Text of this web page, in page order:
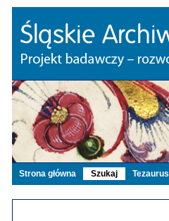
Strona główna Szukaj Tezaurus